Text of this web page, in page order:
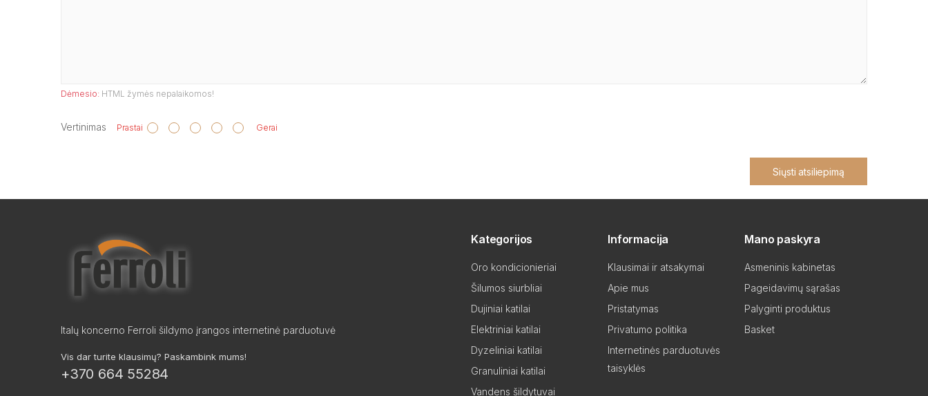
Dėmesio: HTML žymės nepalaikomos!
Vertinimas Prastai Gerai
Siųsti atsiliepimą
Italų koncerno Ferroli šildymo įrangos internetinė parduotuvė
Vis dar turite klausimų? Paskambink mums!
+370 664 55284
Kategorijos
Oro kondicionieriai
Šilumos siurbliai
Dujiniai katilai
Elektriniai katilai
Dyzeliniai katilai
Granuliniai katilai
Vandens šildytuvai
Informacija
Klausimai ir atsakymai
Apie mus
Pristatymas
Privatumo politika
Internetinės parduotuvės
taisyklės
Mano paskyra
Asmeninis kabinetas
Pageidavimų sąrašas
Palyginti produktus
Basket